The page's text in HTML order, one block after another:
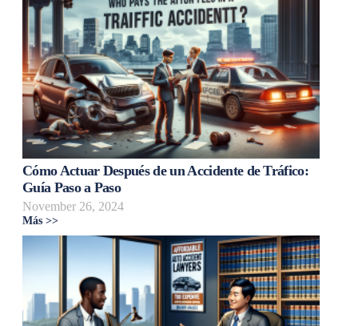
Cómo Actuar Después de un Accidente de Tráfico:
Guía Paso a Paso
November 26, 2024
Más >>